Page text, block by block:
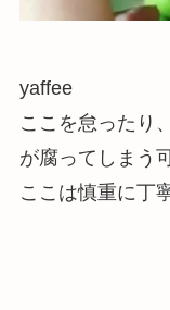
yaffee
ここを怠ったり
が腐ってしまう
ここは慎重に丁